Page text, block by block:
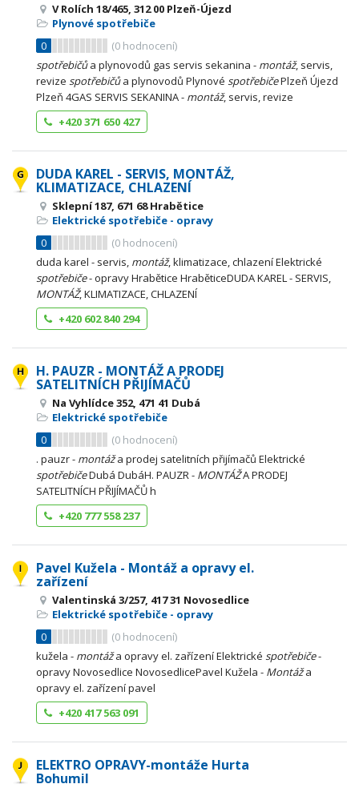
V Rolích 18/465, 312 00 Plzeň-Újezd
Plynové spotřebiče
0
(0 hodnocení)
spotřebičůa plynovodů gas servis sekanina - montáž, servis,
revize spotřebičůa plynovodů Plynové spotřebičePlzeň Újezd
Plzeň 4GAS SERVIS SEKANINA - montáž, servis, revize
+420 371 650 427
DUDA KAREL - SERVIS, MONTÁŽ,
KLIMATIZACE, CHLAZENÍ
Sklepní 187, 671 68 Hrabětice
Elektrické spotřebiče - opravy
0
(0 hodnocení)
duda karel - servis, montáž, klimatizace, chlazení Elektrické
spotřebiče- opravy Hrabětice HraběticeDUDA KAREL - SERVIS,
MONTÁŽ, KLIMATIZACE, CHLAZENÍ
+420 602 840 294
H. PAUZR - MONTÁŽ A PRODEJ
SATELITNÍCH PŘIJÍMAČŮ
Na Vyhlídce 352, 471 41 Dubá
Elektrické spotřebiče
0
(0 hodnocení)
. pauzr - montáža prodej satelitních přijímačů Elektrické
spotřebičeDubá DubáH. PAUZR - MONTÁŽA PRODEJ
SATELITNÍCH PŘIJÍMAČŮ h
+420 777 558 237
Pavel Kužela - Montáž a opravy el.
zařízení
Valentinská 3/257, 417 31 Novosedlice
Elektrické spotřebiče - opravy
0
(0 hodnocení)
kužela - montáža opravy el. zařízení Elektrické spotřebiče-
opravy Novosedlice NovosedlicePavel Kužela - Montáža
opravy el. zařízení pavel
+420 417 563 091
ELEKTRO OPRAVY-montáže Hurta
Bohumil